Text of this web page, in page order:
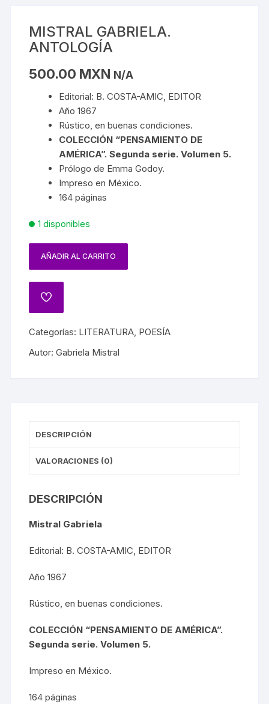
MISTRAL GABRIELA.
ANTOLOGÍA
500.00 MXN N/A
Editorial: B. COSTA-AMIC, EDITOR
Año 1967
Rústico, en buenas condiciones.
COLECCIÓN “PENSAMIENTO DE
AMÉRICA”. Segunda serie. Volumen 5.
Prólogo de Emma Godoy.
Impreso en México.
164 páginas
1 disponibles
AÑADIR AL CARRITO
Categorías: LITERATURA, POESÍA
Autor:Gabriela Mistral
DESCRIPCIÓN
VALORACIONES (0)
DESCRIPCIÓN
Mistral Gabriela
Editorial: B. COSTA-AMIC, EDITOR
Año 1967
Rústico, en buenas condiciones.
COLECCIÓN “PENSAMIENTO DE AMÉRICA”.
Segunda serie. Volumen 5.
Impreso en México.
164 páginas